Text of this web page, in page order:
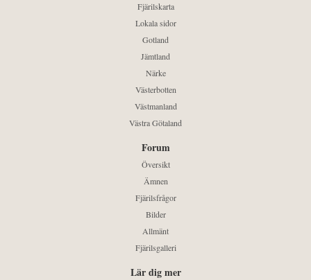
Fjärilskarta
Lokala sidor
Gotland
Jämtland
Närke
Västerbotten
Västmanland
Västra Götaland
Forum
Översikt
Ämnen
Fjärilsfrågor
Bilder
Allmänt
Fjärilsgalleri
Lär dig mer